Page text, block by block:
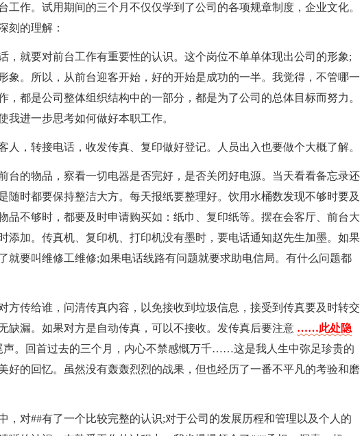
工作。试用期间的三个月不仅仅学到了公司的各项规章制度，企业文化。
刻的理解：
，就要对前台工作有重要性的认识。这个岗位不单单体现出公司的形象;
象。所以，从前台迎客开始，好的开始是成功的一半。我觉得，不管哪一
，都是公司整体组织结构中的一部分，都是为了公司的总体目标而努力。
我进一步思考如何做好本职工作。
人，转接电话，收发传真、复印做好登记。人员出入也要做个大概了解。
台的物品，察看一切电器是否完好，是否关闭好电源。当天看看备忘录还
随时都要保持整洁大方。每天报纸要整理好。饮用水桶数发现不够时要及
品不够时，都要及时申请购买如：纸巾、复印纸等。摆在会客厅、前台大
添加。传真机、复印机、打印机没有墨时，要电话通知赵先生加墨。如果
就要叫维修工维修;如果电话线路有问题就要求助电信局。有什么问题都
方传给谁，问清传真内容，以免接收到垃圾信息，接受到传真要及时转交
缺漏。如果对方是自动传真，可以不接收。发传真后要注意 ……此处隐
声。回首过去的三个月，内心不禁感慨万千……这是我人生中弥足珍贵的
好的回忆。虽然没有轰轰烈烈的战果，但也经历了一番不平凡的考验和磨
，对##有了一个比较完整的认识;对于公司的发展历程和管理以及个人的